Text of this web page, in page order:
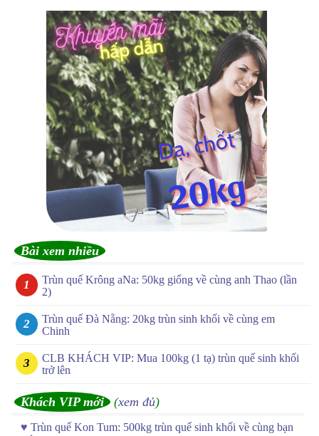
Bài xem nhiều
Trùn quế Krông aNa: 50kg giống về cùng anh Thao (lần
2)
Trùn quế Đà Nẵng: 20kg trùn sinh khối về cùng em
Chinh
CLB KHÁCH VIP: Mua 100kg (1 tạ) trùn quế sinh khối
trở lên
Khách VIP mới (xem đủ)
♥ Trùn quế Kon Tum: 500kg trùn quế sinh khối về cùng bạn